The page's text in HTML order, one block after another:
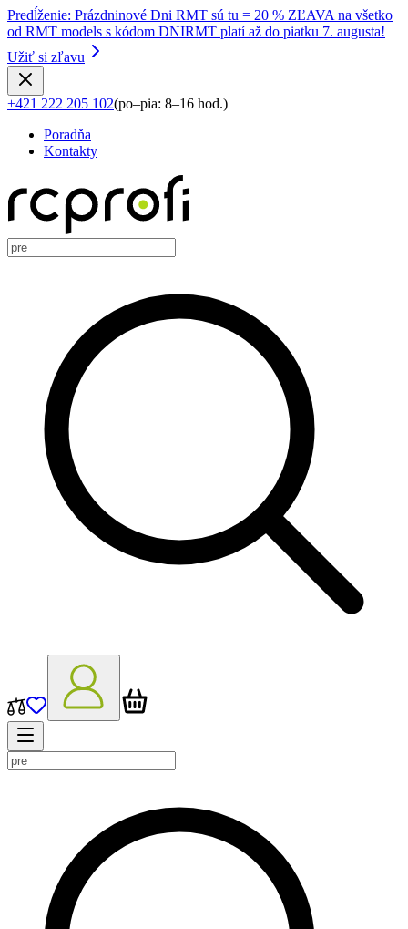
Predĺženie: Prázdninové Dni RMT sú tu = 20 % ZĽAVA na všetko
od RMT models s kódom DNIRMT platí až do piatku 7. augusta!
Užiť si zľavu
+421 222 205 102(po–pia: 8–16 hod.)
Poradňa
Kontakty